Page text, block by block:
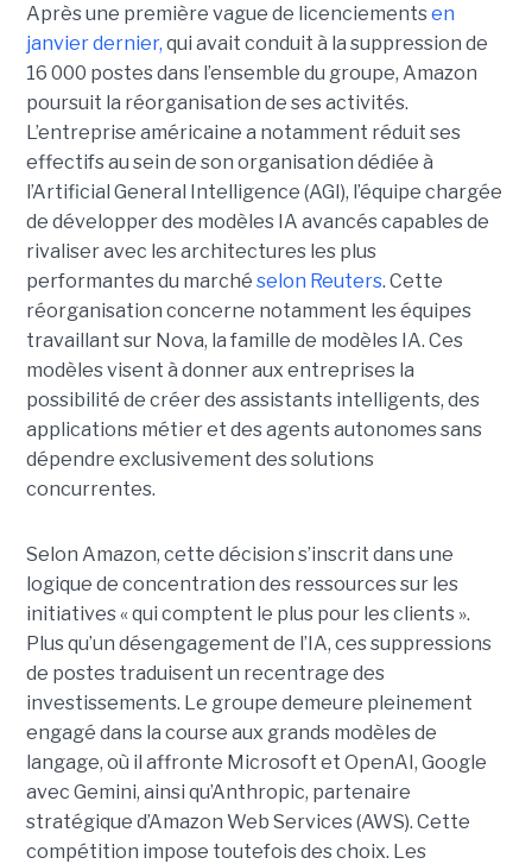
Après une première vague de licenciementsen
janvier dernier, qui avait conduit à la suppression de
16 000 postes dans l’ensemble du groupe, Amazon
poursuit la réorganisation de ses activités.
L’entreprise américaine a notamment réduit ses
effectifs au sein de son organisation dédiée à
l’Artificial General Intelligence (AGI), l’équipe chargée
de développer des modèles IA avancés capables de
rivaliser avec les architectures les plus
performantes du marché selon Reuters. Cette
réorganisation concerne notamment les équipes
travaillant sur Nova, la famille de modèles IA. Ces
modèles visent à donner aux entreprises la
possibilité de créer des assistants intelligents, des
applications métier et des agents autonomes sans
dépendre exclusivement des solutions
concurrentes.
Selon Amazon, cette décision s’inscrit dans une
logique de concentration des ressources sur les
initiatives « qui comptent le plus pour les clients ».
Plus qu’un désengagement de l’IA, ces suppressions
de postes traduisent un recentrage des
investissements. Le groupe demeure pleinement
engagé dans la course aux grands modèles de
langage, où il affronte Microsoft et OpenAI, Google
avec Gemini, ainsi qu’Anthropic, partenaire
stratégique d’Amazon Web Services (AWS). Cette
compétition impose toutefois des choix. Les